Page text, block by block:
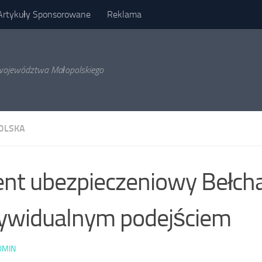
Sponsorowane Reklama
Małopolskiego
ubezpieczeniowy
podejściem